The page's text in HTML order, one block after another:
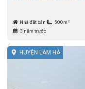
Nhà đất bán 500m 2
3 năm trước
HUYỆN LÂM HÀ